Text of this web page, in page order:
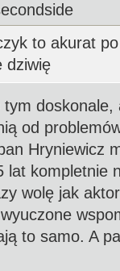
to akurat
dziwię
doskonale,
od
Hryniewicz
lat kompletnie
wolę jak
to samo. A